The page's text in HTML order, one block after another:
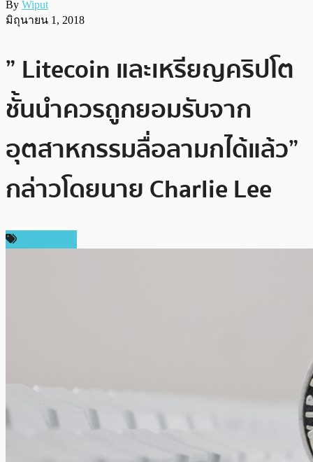
By Wiput
มิถุนายน 1, 2018
” Litecoin และเหรียญคริปโต
ชั้นนำควรถูกยอมรับจาก
อุตสาหกรรมลื่อลามกได้แล้ว”
กล่าวโดยนาย Charlie Lee